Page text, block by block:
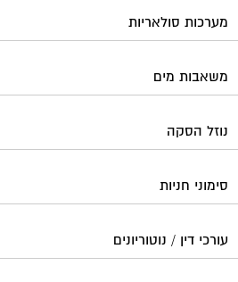
מערכות סולאריות
משאבות מים
נוזל הסקה
סימוני חניות
עורכי דין / נוטוריונים